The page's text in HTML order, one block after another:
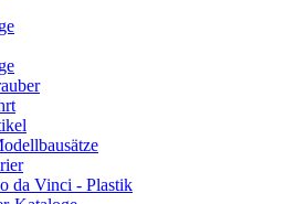
da Vinci - Plastik